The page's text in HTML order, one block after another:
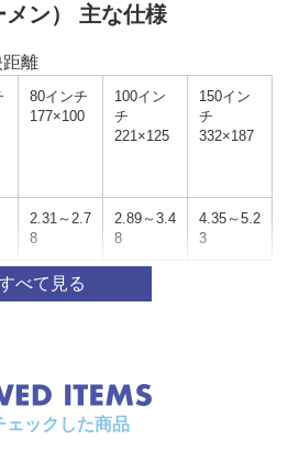
ン） 主な仕様
距離
80インチ
177×100
100イン
チ
221×125
150イン
チ
332×187
2.31～2.7
8
2.89～3.4
8
4.35～5.2
3
距離
2.55～3.0
ェックした商品